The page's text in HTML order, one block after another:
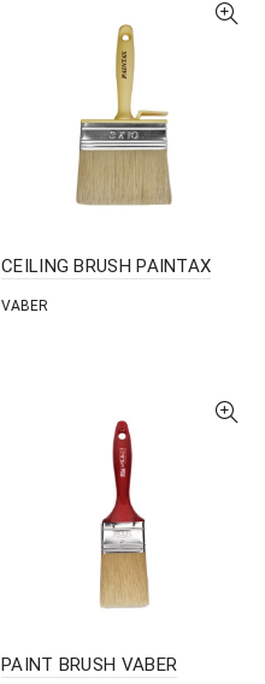
CEILING BRUSH PAINTAX
VABER
PAINT BRUSH VABER